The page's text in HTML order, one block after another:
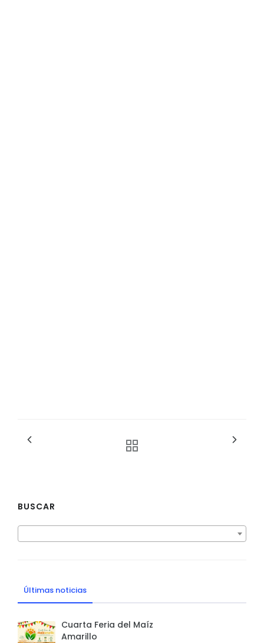
BUSCAR
Últimas noticias
Cuarta Feria del Maíz
Amarillo